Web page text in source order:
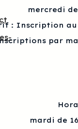
mercredi
: Inscription au
par
mardi de